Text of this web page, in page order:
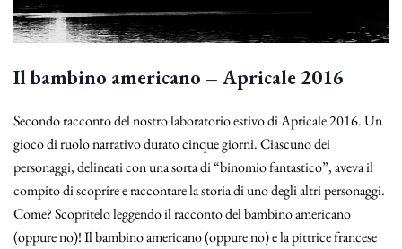
Il bambino americano – Apricale 2016
Secondo racconto del nostro laboratorio estivo di Apricale 2016. Un
gioco di ruolo narrativo durato cinque giorni. Ciascuno dei
personaggi, delineati con una sorta di “binomio fantastico”, aveva il
compito di scoprire e raccontare la storia di uno degli altri personaggi.
Come? Scopritelo leggendo il racconto del bambino americano
(oppure no)! Il bambino americano (oppure no) e la pittrice francese